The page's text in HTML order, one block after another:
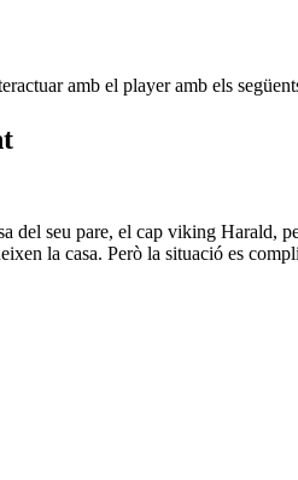
amb el player amb els
del seu pare, el cap viking Harald,
la casa. Però la situació es